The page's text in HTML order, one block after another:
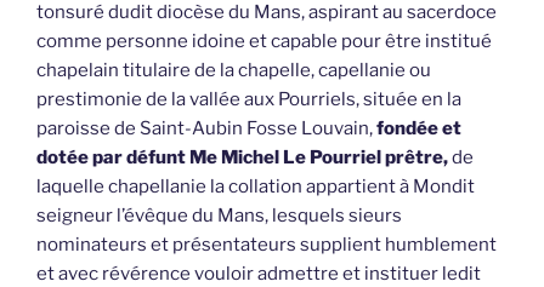
tonsuré dudit diocèse du Mans, aspirant au sacerdoce
comme personne idoine et capable pour être institué
chapelain titulaire de la chapelle, capellanie ou
prestimonie de la vallée aux Pourriels, située en la
paroisse de Saint-Aubin Fosse Louvain,fondée et
dotée par défunt Me Michel Le Pourriel prêtre,de
laquelle chapellanie la collation appartient à Mondit
seigneur l’évêque du Mans, lesquels sieurs
nominateurs et présentateurs supplient humblement
et avec révérence vouloir admettre et instituer ledit